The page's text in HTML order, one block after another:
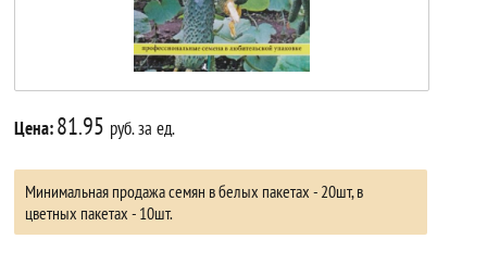
Цена:81.95 руб. за ед.
Минимальная продажа семян в белых пакетах - 20шт, в
цветных пакетах - 10шт.